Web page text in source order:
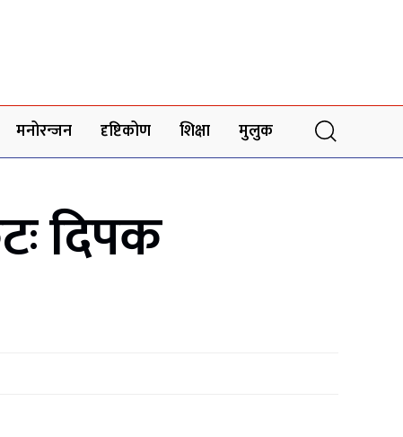
मनोरन्जन दृष्टिकोण शिक्षा मुलुक
दिपक